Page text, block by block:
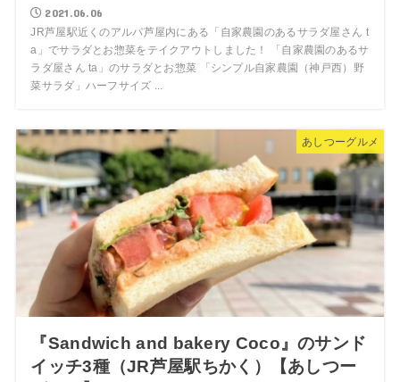
2021.06.06
JR芦屋駅近くのアルパ芦屋内にある「自家農園のあるサラダ屋さん t
a」でサラダとお惣菜をテイクアウトしました！ 「自家農園のあるサ
ラダ屋さん ta」のサラダとお惣菜 「シンプル自家農園（神戸西）野
菜サラダ」ハーフサイズ ...
あしつーグルメ
『Sandwich and bakery Coco』のサンド
イッチ3種（JR芦屋駅ちかく）【あしつー